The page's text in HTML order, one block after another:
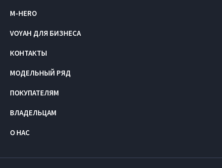
M-HERO
VOYAH ДЛЯ БИЗНЕСА
КОНТАКТЫ
МОДЕЛЬНЫЙ РЯД
ПОКУПАТЕЛЯМ
ВЛАДЕЛЬЦАМ
О НАС